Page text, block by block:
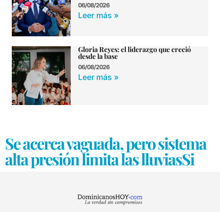
06/08/2026
Leer más »
Gloria Reyes: el liderazgo que creció
desde la base
06/08/2026
Leer más »
Se acerca vaguada, pero sistema
alta presión limita las lluviasSi